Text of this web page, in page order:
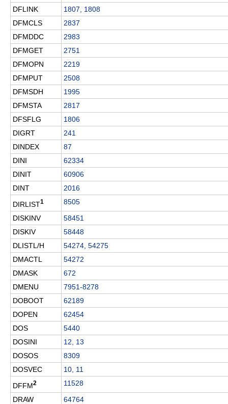
DFLINK
1807, 1808
DFMCLS
2837
DFMDDC
2983
DFMGET
2751
DFMOPN
2219
DFMPUT
2508
DFMSDH
1995
DFMSTA
2817
DFSFLG
1806
DIGRT
241
DINDEX
87
DINI
62334
DINIT
60906
DINT
2016
DIRLIST1
8505
DISKINV
58451
DISKIV
58448
DLISTL/H
54274, 54275
DMACTL
54272
DMASK
672
DMENU
7951-8278
DOBOOT
62189
DOPEN
62454
DOS
5440
DOSINI
12, 13
DOSOS
8309
DOSVEC
10, 11
DFFM2
11528
DRAW
64764